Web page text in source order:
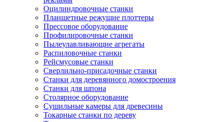
Оцилиндровочные станки
Планшетные режущие плоттеры
Прессовое оборудование
Профилировочные станки
Пылеулавливающие агрегаты
Распиловочные станки
Рейсмусовые станки
Сверлильно-присадочные станки
Станки для деревянного домостроения
Станки для шпона
Столярное оборудование
Сушильные камеры для древесины
Токарные станки по дереву